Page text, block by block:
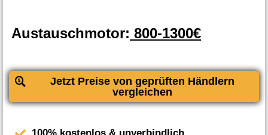
Austauschmotor: 800-1300€
Jetzt Preise von geprüften Händlern
vergleichen